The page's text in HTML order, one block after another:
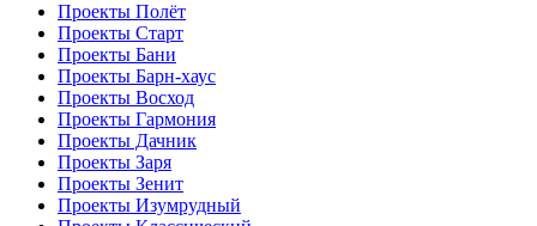
Проекты Полёт
Проекты Старт
Проекты Бани
Проекты Барн-хаус
Проекты Восход
Проекты Гармония
Проекты Дачник
Проекты Заря
Проекты Зенит
Проекты Изумрудный